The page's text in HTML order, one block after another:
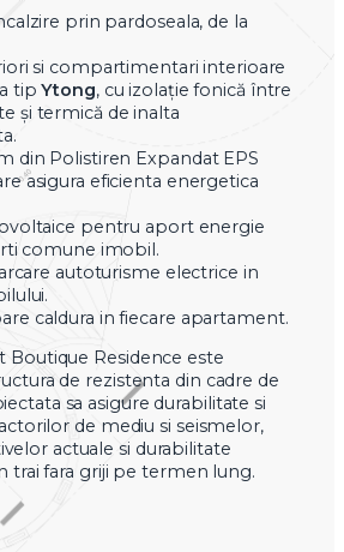
prin pardoseala, de la
si compartimentari interioare
tipYtong, cu izolație fonică între
și termică de inalta
din Polistiren Expandat EPS
asigura eficienta energetica
pentru aport energie
comune imobil.
autoturisme electrice in
caldura in fiecare apartament.
Boutique Residence este
de rezistenta din cadre de
sa asigure durabilitate si
de mediu si seismelor,
actuale si durabilitate
trai fara griji pe termen lung.